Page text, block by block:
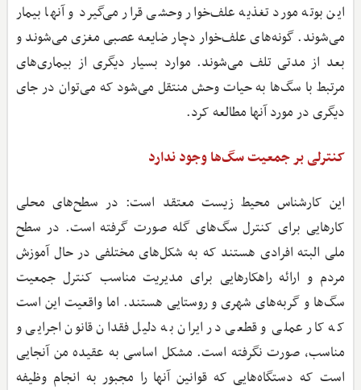
این بوته مورد تغذیه علف‌خوار وحشی قرار می‌گیرد و آنها بیمار
می‌شوند. گونه‌های علف‌خوار دچار ضایعه عصبی مغزی می‌شوند و
بعد از مدتی تلف می‌شوند. موارد بسیار دیگری از بیماری‌های
مرتبط با سگ‌ها به حیات وحش منتقل می‌شود که می‌توان در جای
دیگری در مورد آنها مطالعه کرد.
کنترلی بر جمعیت سگ‌ها وجود ندارد
این کارشناس محیط ‌زیست معتقد است: در سطح‌های محلی
کارهایی برای کنترل سگ‌های گله صورت گرفته است. در سطح
ملی البته افرادی هستند که به شکل‌های مختلفی در حال آموزش
مردم و ارائه راهکارهایی برای مدیریت مناسب کنترل جمعیت
سگ‌ها و گربه‌های شهری و روستایی هستند. اما واقعیت این است
که کار عملی و قطعی در ایران به دلیل فقدان قانون اجرایی و
مناسب، صورت نگرفته است. مشکل اساسی به عقیده من آنجایی
است که دستگاه‌هایی که قوانین آنها را مجبور به انجام وظیفه